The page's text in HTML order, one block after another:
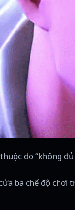
do “không đủ
ba chế độ chơi